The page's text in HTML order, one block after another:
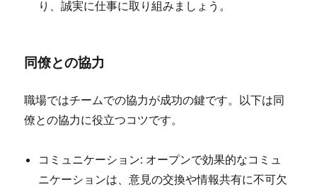
り、誠実に仕事に取り組みましょう。
同僚との協力
職場ではチームでの協力が成功の鍵です。以下は同
僚との協力に役立つコツです。
コミュニケーション: オープンで効果的なコミュ
ニケーションは、意見の交換や情報共有に不可欠